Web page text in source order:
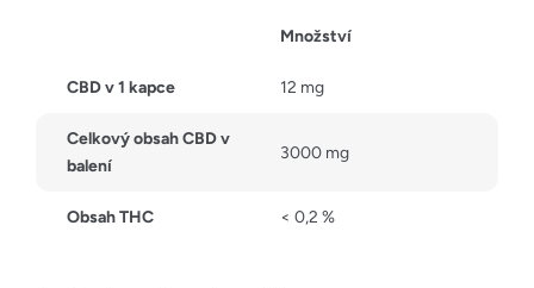
Množství
CBD v 1 kapce 12 mg
Celkový obsah CBD v
balení
3000 mg
Obsah THC < 0,2 %